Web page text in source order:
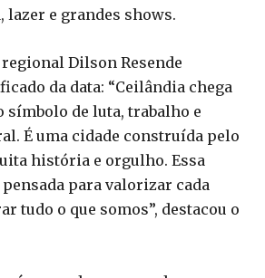
lazer e grandes shows.
Dilson Resende
da data: “Ceilândia chega
símbolo de luta, trabalho e
É uma cidade construída pelo
história e orgulho. Essa
para valorizar cada
tudo o que somos”, destacou o